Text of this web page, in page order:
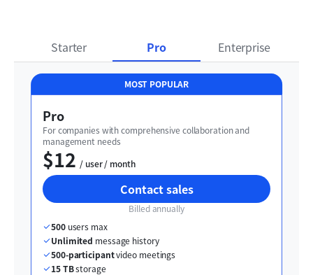
Starter Pro Enterprise
MOST POPULAR
Pro
For companies with comprehensive collaboration and
management needs
$12
  / user / month
Contact sales
Billed annually
500 users max
Unlimited message history
500-participant video meetings
15 TB storage